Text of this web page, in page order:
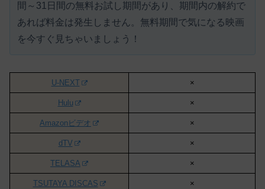
間～31日間の無料お試し期間があり、期間内の解約で
あれば料金は発生しません。 無料期間で気になる映画
を今すぐ見ちゃいましょう！
U-NEXT ×
Hulu ×
Amazonビデオ ×
dTV ×
TELASA ×
TSUTAYA DISCAS ×